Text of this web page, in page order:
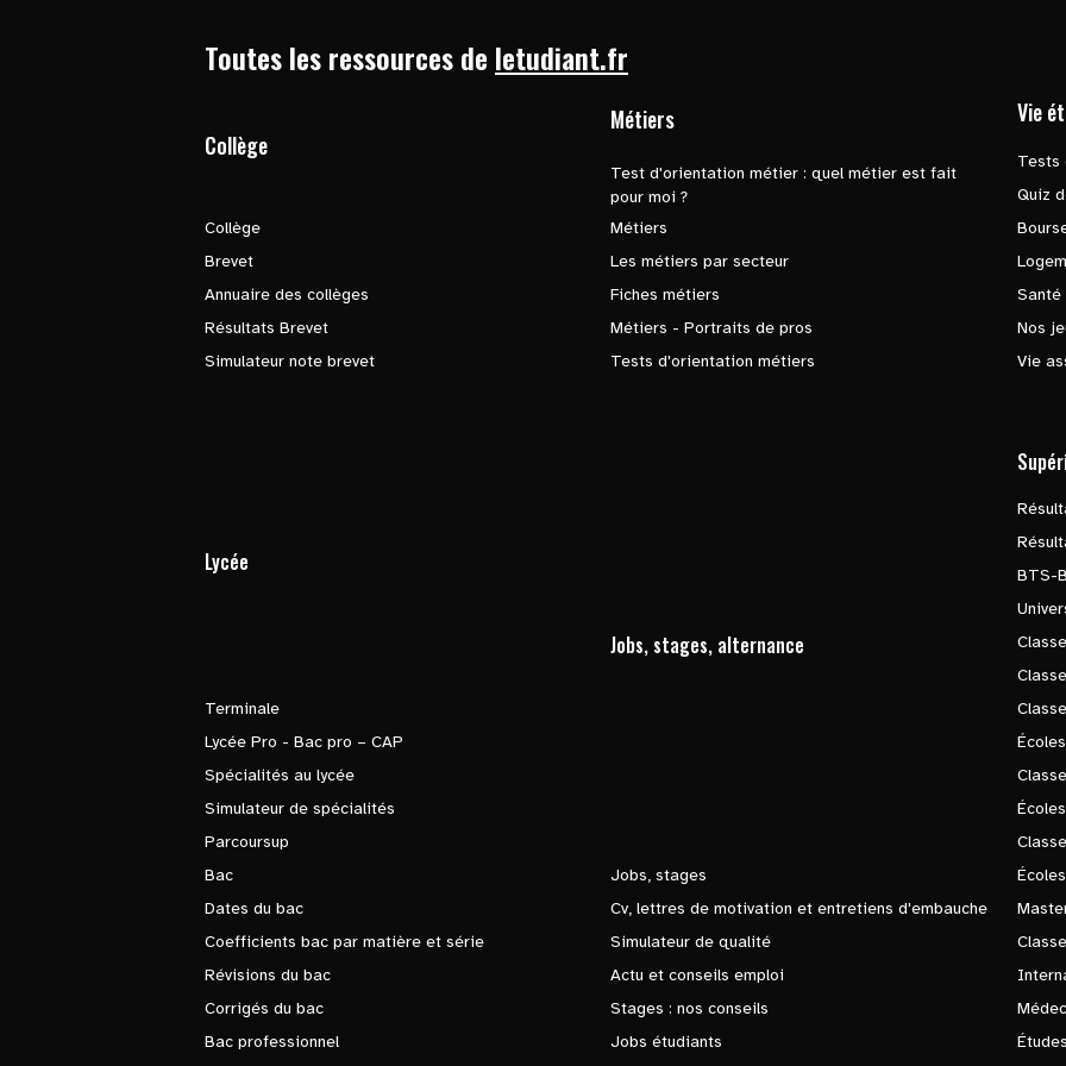
Toutes les ressources de letudiant.fr
Collège
Collège
Brevet
Annuaire des collèges
Résultats Brevet
Simulateur note brevet
Métiers
Test d'orientation métier : quel métier est fait
pour moi ?
Métiers
Les métiers par secteur
Fiches métiers
Métiers - Portraits de pros
Tests d'orientation métiers
Vie
Tests
Quiz
Santé
Nos
Vie
Lycée
Terminale
Lycée Pro - Bac pro – CAP
Spécialités au lycée
Simulateur de spécialités
Parcoursup
Bac
Dates du bac
Coefficients bac par matière et série
Révisions du bac
Corrigés du bac
Bac professionnel
Jobs, stages, alternance
Jobs, stages
Cv, lettres de motivation et entretiens d'embauche
Simulateur de qualité
Actu et conseils emploi
Stages : nos conseils
Jobs étudiants
BTS-